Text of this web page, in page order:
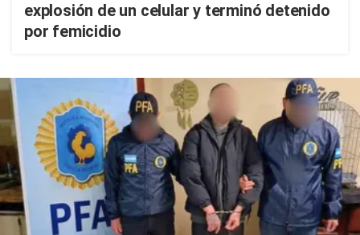
explosión de un celular y terminó detenido
por femicidio